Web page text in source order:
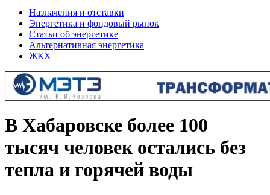
Назначения и отставки
Энергетика и фондовый рынок
Статьи об энергетике
Альтернативная энергетика
ЖКХ
В Хабаровске более 100
тысяч человек остались без
тепла и горячей воды